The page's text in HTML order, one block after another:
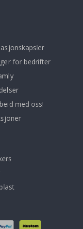
for bedrifter
med oss!